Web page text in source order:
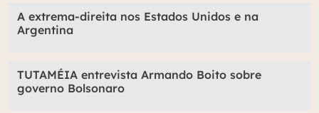
A extrema-direita nos Estados Unidos e na
Argentina
TUTAMÉIA entrevista Armando Boito sobre
governo Bolsonaro